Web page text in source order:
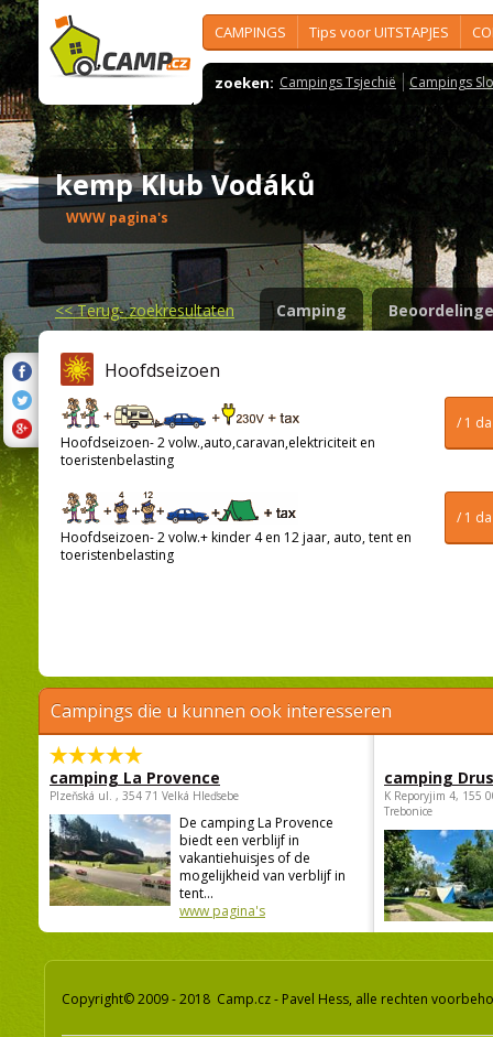
CAMPINGS Tips voor UITSTAPJES
zoeken: Campings Tsjechië Campings
kemp Klub Vodáků
WWW pagina's
<<Terug- zoekresultaten Camping
Hoofdseizoen
/ 1
Hoofdseizoen- 2 volw.,auto,caravan,elektriciteit en
toeristenbelasting
/ 1
Hoofdseizoen- 2 volw.+ kinder 4 en 12 jaar, auto, tent en
toeristenbelasting
Campings die u kunnen ook interesseren
camping La Provence
Plzeňská ul. , 354 71 Velká Hleďsebe
De camping La Provence
biedt een verblijf in
vakantiehuisjes of de
mogelijkheid van verblijf in
tent...
www pagina's
camping
K Reporyjim 4, 155
Trebonice
Copyright© 2009 - 2018 Camp.cz - Pavel Hess, alle rechten